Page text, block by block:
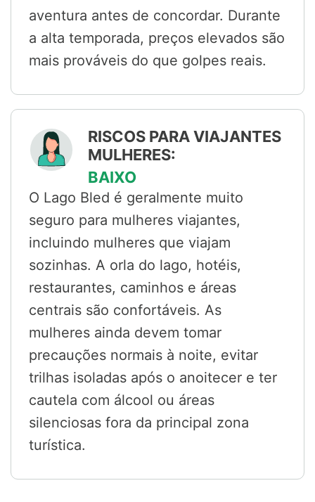
aventura antes de concordar. Durante
a alta temporada, preços elevados são
mais prováveis do que golpes reais.
RISCOS PARA VIAJANTES
MULHERES:
BAIXO
O Lago Bled é geralmente muito
seguro para mulheres viajantes,
incluindo mulheres que viajam
sozinhas. A orla do lago, hotéis,
restaurantes, caminhos e áreas
centrais são confortáveis. As
mulheres ainda devem tomar
precauções normais à noite, evitar
trilhas isoladas após o anoitecer e ter
cautela com álcool ou áreas
silenciosas fora da principal zona
turística.